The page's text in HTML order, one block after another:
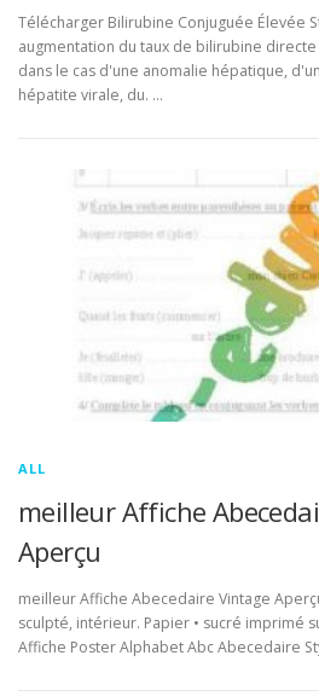
Télécharger Bilirubine Conjuguée Élevée
augmentation du taux de bilirubine
dans le cas d'une anomalie hépatique,
hépatite virale, du. …
ALL
meilleur Affiche
Aperçu
meilleur Affiche Abecedaire Vintage
sculpté, intérieur. Papier • sucré imprimé
Affiche Poster Alphabet Abc Abecedaire